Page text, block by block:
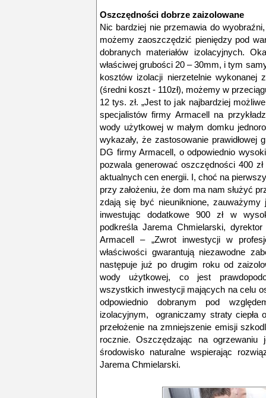
Oszczędności dobrze zaizolowane
Nic bardziej nie przemawia do
możemy zaoszczędzić pieniędzy pod
dobranych materiałów izolacyjnych.
właściwej grubości 20 – 30mm, i tym
kosztów izolacji nierzetelnie
(średni koszt - 110zł), możemy w
12 tys. zł. „Jest to jak najbardziej
specjalistów firmy Armacell na
wody użytkowej w małym domku
wykazały, że zastosowanie
DG firmy Armacell, o odpowiednio
pozwala generować oszczędności 400
aktualnych cen energii. I, choć na
przy założeniu, że dom ma nam służyć
zdają się być nieuniknione,
inwestując dodatkowe 900 zł w
podkreśla Jarema Chmielarski,
Armacell – „Zwrot inwestycji w
właściwości gwarantują niezawodne
następuje już po drugim roku od
wody użytkowej, co jest
wszystkich inwestycji mających na celu
odpowiednio dobranym pod
izolacyjnym, ograniczamy straty ciepła
przełożenie na zmniejszenie emisji
rocznie. Oszczędzając na ogrzewaniu
środowisko naturalne wspierając
Jarema Chmielarski.